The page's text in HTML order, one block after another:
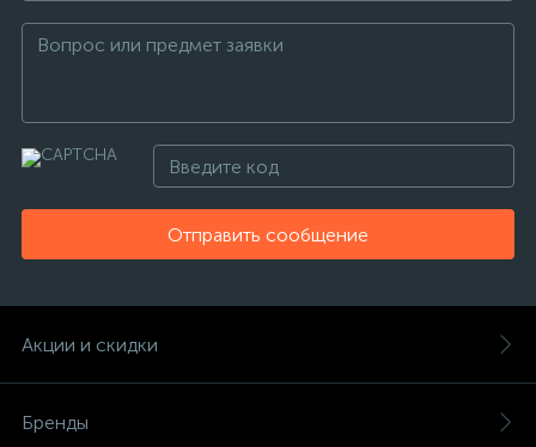
Отправить сообщение
Акции и скидки
Бренды